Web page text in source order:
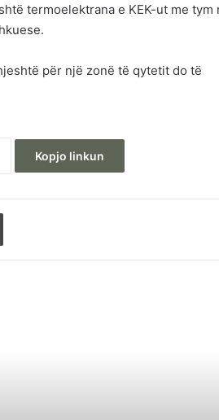
termoelektrana e KEK-ut me tym
për një zonë të qytetit do të
Kopjo linkun
Printoje